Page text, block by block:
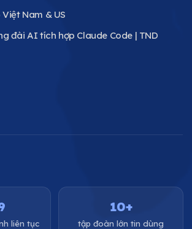
Nam & US
đài AI tích hợp Claude Code | TND
liên tục
10+
tập đoàn lớn tin dùng